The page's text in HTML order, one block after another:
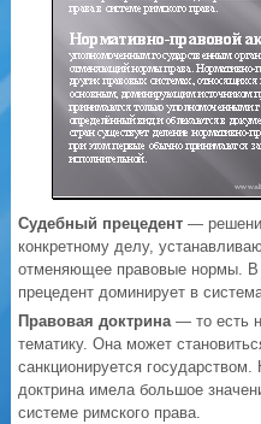
Судебный прецедент —
конкретному делу,
отменяющее правовые нормы. В
прецедент доминирует в
Правовая доктрина— то есть
тематику. Она может
санкционируется
доктрина имела большое
системе римского права.